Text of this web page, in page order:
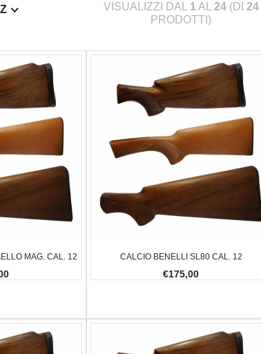
VISUALIZZI DAL 1 AL 24(DI 24
PRODOTTI)
MAG. CAL. 12 CALCIO BENELLI SL80 CAL. 12
€175,00